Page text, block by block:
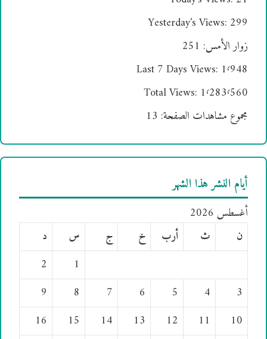
Yesterday's Views: 299
زوار الأمس: 251
Last 7 Days Views: 1٬948
Total Views: 1٬283٬560
مجموع مشاهدات الصفحة: 13
أيام النشر هذا الشهر
أغسطس 2026
ن
ث أرب خ ج س
د
1
2
3
4
5
6
7
8
9
10
11
12
13
14
15
16